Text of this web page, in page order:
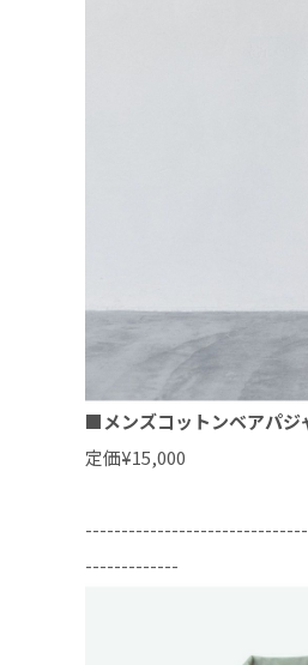
■メンズコットンベアパジ
定価¥15,000
-------------